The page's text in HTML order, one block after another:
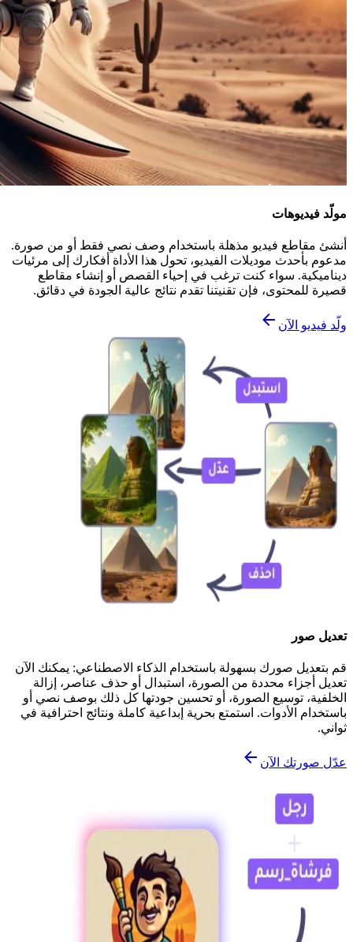
مولّد فيديوهات
أنشئ مقاطع فيديو مذهلة باستخدام وصف نصي فقط أو من صورة.
مدعوم بأحدث موديلات الفيديو، تحول هذا الأداة أفكارك إلى مرئيات
ديناميكية. سواء كنت ترغب في إحياء القصص أو إنشاء مقاطع
قصيرة للمحتوى، فإن تقنيتنا تقدم نتائج عالية الجودة في دقائق.
ولّد فيديو الآن
تعديل صور
قم بتعديل صورك بسهولة باستخدام الذكاء الاصطناعي: يمكنك الآن
تعديل أجزاء محددة من الصورة، استبدال أو حذف عناصر، إزالة
الخلفية، توسيع الصورة، أو تحسين جودتها كل ذلك بوصف نصي أو
باستخدام الأدوات. استمتع بحرية إبداعية كاملة ونتائج احترافية في
ثواني.
عدّل صورتك الآن